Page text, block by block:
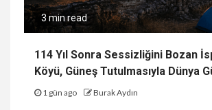
3 min read
114 Yıl Sonra Sessizliğini Bozan
Köyü, Güneş Tutulmasıyla Dünya
1 gün ago Burak Aydın